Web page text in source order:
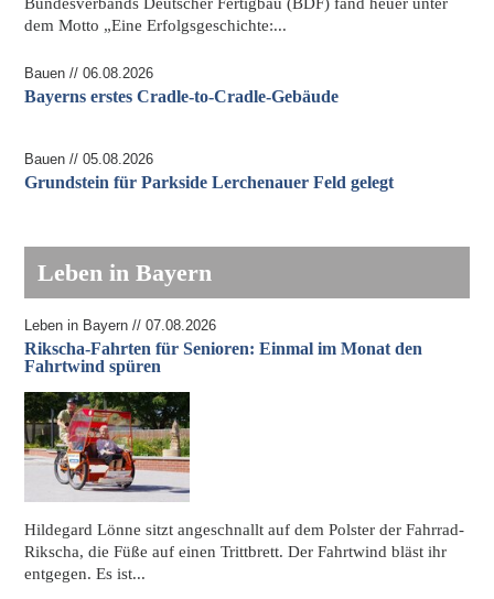
dem Motto „Eine Erfolgsgeschichte:...
Bauen // 06.08.2026
Bayerns erstes Cradle-to-Cradle-Gebäude
Bauen // 05.08.2026
Grundstein für Parkside Lerchenauer Feld gelegt
Leben in Bayern
Leben in Bayern // 07.08.2026
Rikscha-Fahrten für Senioren: Einmal im Monat den
Fahrtwind spüren
Hildegard Lönne sitzt angeschnallt auf dem Polster der Fahrrad-
Rikscha, die Füße auf einen Trittbrett. Der Fahrtwind bläst ihr
entgegen. Es ist...